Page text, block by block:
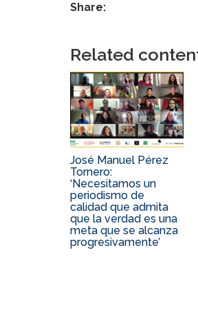
Share:
Related
José Manuel Pérez
Tornero:
‘Necesitamos un
periodismo de
calidad que admita
que la verdad es una
meta que se alcanza
progresivamente’